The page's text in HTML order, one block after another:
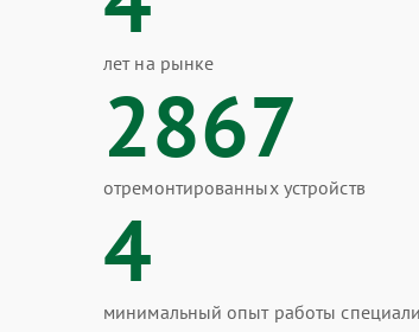
лет на рынке
2867
отремонтированных устройств
4
минимальный опыт работы